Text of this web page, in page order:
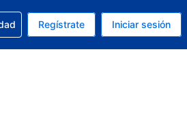
mexicano
idioma actual es Español (México)
reservación
Regístrate Iniciar sesión